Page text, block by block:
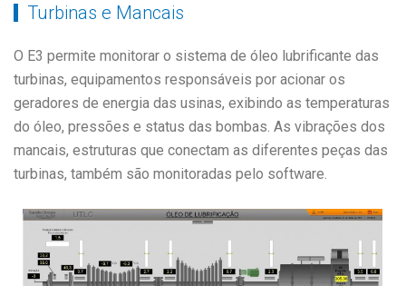
Turbinas e Mancais
O E3 permite monitorar o sistema de óleo lubrificante das
turbinas, equipamentos responsáveis por acionar os
geradores de energia das usinas, exibindo as temperaturas
do óleo, pressões e status das bombas. As vibrações dos
mancais, estruturas que conectam as diferentes peças das
turbinas, também são monitoradas pelo software.